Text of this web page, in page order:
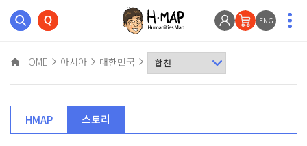
ENG
HOME 아시아 대한민국
HMAP 스토리